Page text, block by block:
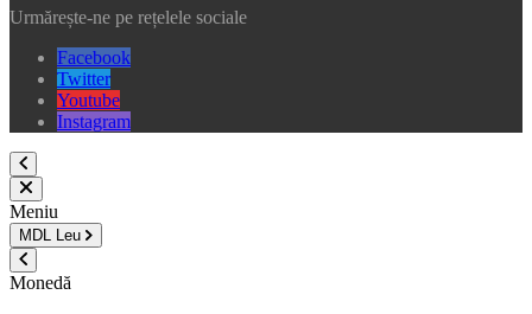
Urmărește-ne pe rețelele sociale
Facebook
Twitter
Youtube
Instagram
Meniu
MDL Leu
Monedă